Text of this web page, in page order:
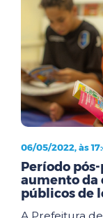
06/05/2022, às
Período
aumento da
públicos de
A Prefeitura